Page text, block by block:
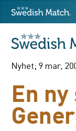
Sök
Fritext
Fritext
Swedish Match
Nyhet; 9 mar,
En